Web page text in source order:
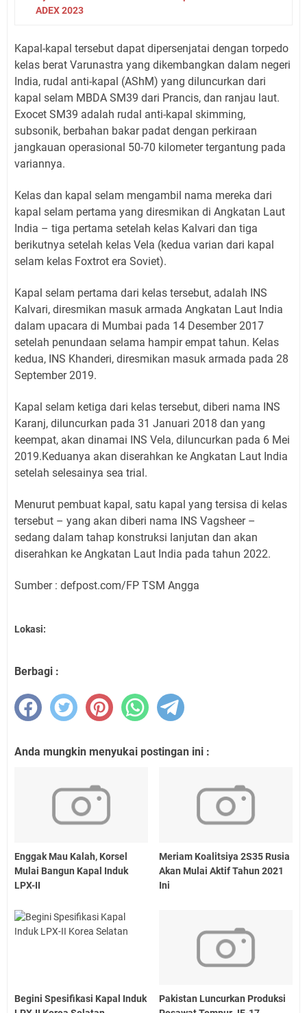
ADEX 2023
Kapal-kapal tersebut dapat dipersenjatai dengan torpedo
kelas berat Varunastra yang dikembangkan dalam negeri
India, rudal anti-kapal (AShM) yang diluncurkan dari
kapal selam MBDA SM39 dari Prancis, dan ranjau laut.
Exocet SM39 adalah rudal anti-kapal skimming,
subsonik, berbahan bakar padat dengan perkiraan
jangkauan operasional 50-70 kilometer tergantung pada
variannya.
Kelas dan kapal selam mengambil nama mereka dari
kapal selam pertama yang diresmikan di Angkatan Laut
India – tiga pertama setelah kelas Kalvari dan tiga
berikutnya setelah kelas Vela (kedua varian dari kapal
selam kelas Foxtrot era Soviet).
Kapal selam pertama dari kelas tersebut, adalah INS
Kalvari, diresmikan masuk armada Angkatan Laut India
dalam upacara di Mumbai pada 14 Desember 2017
setelah penundaan selama hampir empat tahun. Kelas
kedua, INS Khanderi, diresmikan masuk armada pada 28
September 2019.
Kapal selam ketiga dari kelas tersebut, diberi nama INS
Karanj, diluncurkan pada 31 Januari 2018 dan yang
keempat, akan dinamai INS Vela, diluncurkan pada 6 Mei
2019.Keduanya akan diserahkan ke Angkatan Laut India
setelah selesainya sea trial.
Menurut pembuat kapal, satu kapal yang tersisa di kelas
tersebut – yang akan diberi nama INS Vagsheer –
sedang dalam tahap konstruksi lanjutan dan akan
diserahkan ke Angkatan Laut India pada tahun 2022.
Sumber : defpost.com/FP TSM Angga
Lokasi:
Berbagi :
Anda mungkin menyukai postingan ini :
Enggak Mau Kalah, Korsel
Mulai Bangun Kapal Induk
LPX-II
Meriam Koalitsiya 2S35 Rusia
Akan Mulai Aktif Tahun 2021
Ini
Begini Spesifikasi Kapal Induk
Pakistan Luncurkan Produksi